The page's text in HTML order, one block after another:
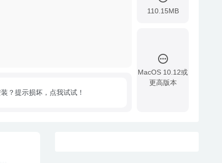
110.15MB
MacOS 10.12或
更高版本
？提示损坏，点我试试！